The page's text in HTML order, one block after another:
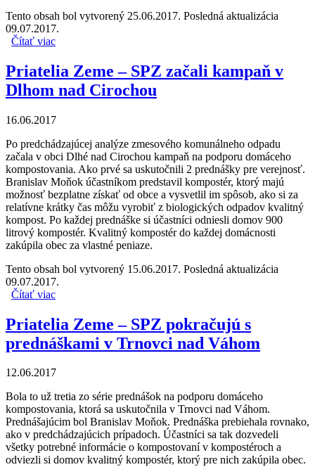
Tento obsah bol vytvorený 25.06.2017. Posledná aktualizácia
09.07.2017.
Čítať viac
Priatelia Zeme – SPZ začali kampaň v
Dlhom nad Cirochou
16.06.2017
Po predchádzajúcej analýze zmesového komunálneho odpadu
začala v obci Dlhé nad Cirochou kampaň na podporu domáceho
kompostovania. Ako prvé sa uskutočnili 2 prednášky pre verejnosť.
Branislav Moňok účastníkom predstavil kompostér, ktorý majú
možnosť bezplatne získať od obce a vysvetlil im spôsob, ako si za
relatívne krátky čas môžu vyrobiť z biologických odpadov kvalitný
kompost. Po každej prednáške si účastníci odniesli domov 900
litrový kompostér. Kvalitný kompostér do každej domácnosti
zakúpila obec za vlastné peniaze.
Tento obsah bol vytvorený 15.06.2017. Posledná aktualizácia
09.07.2017.
Čítať viac
Priatelia Zeme – SPZ pokračujú s
prednáškami v Trnovci nad Váhom
12.06.2017
Bola to už tretia zo série prednášok na podporu domáceho
kompostovania, ktorá sa uskutočnila v Trnovci nad Váhom.
Prednášajúcim bol Branislav Moňok. Prednáška prebiehala rovnako,
ako v predchádzajúcich prípadoch. Účastníci sa tak dozvedeli
všetky potrebné informácie o kompostovaní v kompostéroch a
odviezli si domov kvalitný kompostér, ktorý pre nich zakúpila obec.